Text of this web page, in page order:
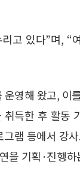
고 있다”며, “
영해 왔고, 이
득한 후 활동
램 등에서 강사
을 기획·진행